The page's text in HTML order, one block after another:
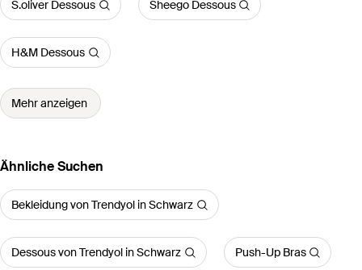
S.oliver Dessous Sheego Dessous
H&M Dessous
Mehr anzeigen
Ähnliche Suchen
Bekleidung von Trendyol in Schwarz
Dessous von Trendyol in Schwarz Push-Up Bras